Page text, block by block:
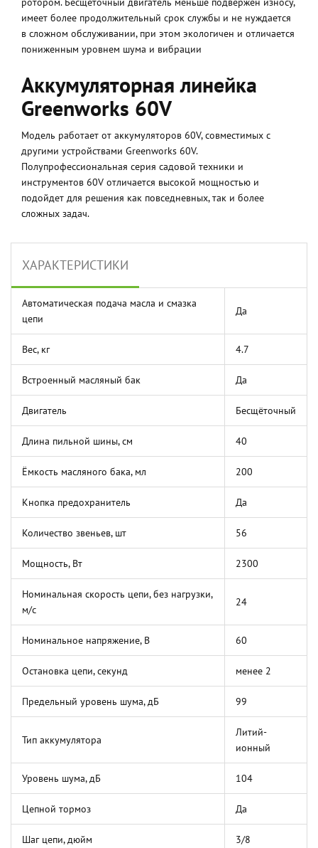
имеет более продолжительный срок службы и не нуждается
в сложном обслуживании, при этом экологичен и отличается
пониженным уровнем шума и вибрации
Аккумуляторная линейка
Greenworks 60V
Модель работает от аккумуляторов 60V, совместимых с
другими устройствами Greenworks 60V.
Полупрофессиональная серия садовой техники и
инструментов 60V отличается высокой мощностью и
подойдет для решения как повседневных, так и более
сложных задач.
ХАРАКТЕРИСТИКИ
Автоматическая подача масла и смазка
цепи
Да
Вес, кг 4.7
Встроенный масляный бак Да
Двигатель Бесщёточный
Длина пильной шины, см 40
Ёмкость масляного бака, мл 200
Кнопка предохранитель Да
Количество звеньев, шт 56
Мощность, Вт 2300
Номинальная скорость цепи, без нагрузки,
м/с
24
Номинальное напряжение, В 60
Остановка цепи, секунд менее 2
Предельный уровень шума, дБ 99
Тип аккумулятора
Литий-
ионный
Уровень шума, дБ 104
Цепной тормоз Да
Шаг цепи, дюйм 3/8